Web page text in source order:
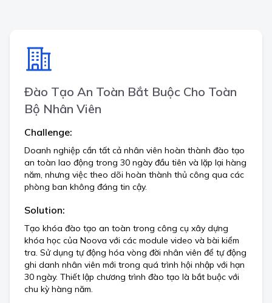
Đào Tạo An Toàn Bắt Buộc Cho Toàn
Bộ Nhân Viên
Challenge:
Doanh nghiệp cần tất cả nhân viên hoàn thành đào tạo
an toàn lao động trong 30 ngày đầu tiên và lặp lại hàng
năm, nhưng việc theo dõi hoàn thành thủ công qua các
phòng ban không đáng tin cậy.
Solution:
Tạo khóa đào tạo an toàn trong công cụ xây dựng
khóa học của Noova với các module video và bài kiểm
tra. Sử dụng tự động hóa vòng đời nhân viên để tự động
ghi danh nhân viên mới trong quá trình hội nhập với hạn
30 ngày. Thiết lập chương trình đào tạo là bắt buộc với
chu kỳ hàng năm.